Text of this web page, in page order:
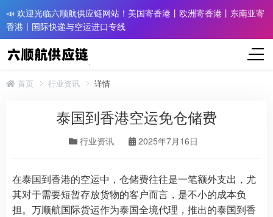
📣 欢迎光临六顺航供应链网站！美国寄香港丨欧洲寄香港丨东南亚寄
香港丨国际快递与空运进口专线
首页 行业资讯 详情
泰国到香港空运免仓储费
行业资讯 2025年7月16日
在泰国到香港的空运中，仓储费往往是一笔额外支出，尤
其对于需要短暂存放货物的客户而言，是不小的成本负
担。万顺航国际货运作为泰国全境代理，推出的泰国到香